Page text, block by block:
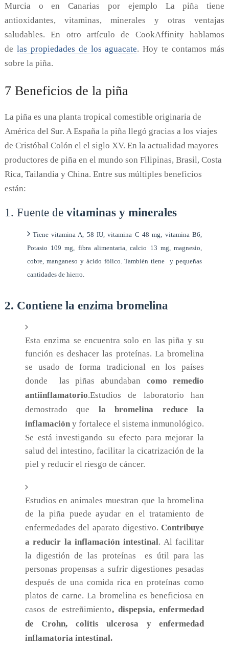
Murcia o en Canarias por ejemplo La piña tiene
antioxidantes, vitaminas, minerales y otras ventajas
saludables. En otro artículo de CookAffinity hablamos
de las propiedades de los aguacate. Hoy te contamos más
sobre la piña.
7 Beneficios de la piña
La piña es una planta tropical comestible originaria de
América del Sur. A España la piña llegó gracias a los viajes
de Cristóbal Colón el el siglo XV. En la actualidad mayores
productores de piña en el mundo son Filipinas, Brasil, Costa
Rica, Tailandia y China. Entre sus múltiples beneficios
están:
1. Fuente devitaminas y minerales
Tiene vitamina A, 58 IU, vitamina C 48 mg, vitamina B6,
Potasio 109 mg, fibra alimentaria, calcio 13 mg, magnesio,
cobre, manganeso y ácido fólico. También tiene y pequeñas
cantidades de hierro.
2. Contiene la enzima bromelina
Esta enzima se encuentra solo en las piña y su
función es deshacer las proteínas. La bromelina
se usado de forma tradicional en los países
donde las piñas abundaban como remedio
antiinflamatorio.Estudios de laboratorio han
demostrado que la bromelina reduce la
inflamacióny fortalece el sistema inmunológico.
Se está investigando su efecto para mejorar la
salud del intestino, facilitar la cicatrización de la
piel y reducir el riesgo de cáncer.
Estudios en animales muestran que la bromelina
de la piña puede ayudar en el tratamiento de
enfermedades del aparato digestivo.Contribuye
a reducir la inflamación intestinal. Al facilitar
la digestión de las proteínas es útil para las
personas propensas a sufrir digestiones pesadas
después de una comida rica en proteínas como
platos de carne. La bromelina es beneficiosa en
casos de estreñimiento, dispepsia, enfermedad
de Crohn, colitis ulcerosa y enfermedad
inflamatoria intestinal.